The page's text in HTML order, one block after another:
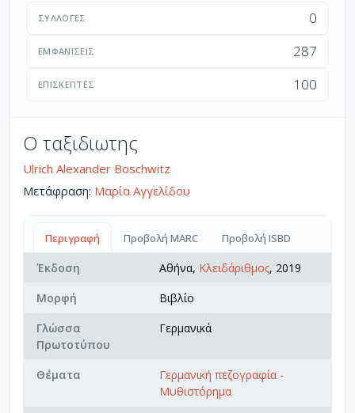
ΣΥΛΛΟΓΈΣ 0
ΕΜΦΑΝΊΣΕΙΣ 287
ΕΠΙΣΚΈΠΤΕΣ 100
Ο ταξιδιωτης
Ulrich Alexander Boschwitz
Μετάφραση: Μαρία Αγγελίδου
Περιγραφή Προβολή MARC Προβολή ISBD
Έκδοση Αθήνα, Κλειδάριθμος, 2019
Μορφή
Βιβλίο
Γλώσσα
Πρωτοτύπου
Γερμανικά
Θέματα
Γερμανική πεζογραφία -
Μυθιστόρημα